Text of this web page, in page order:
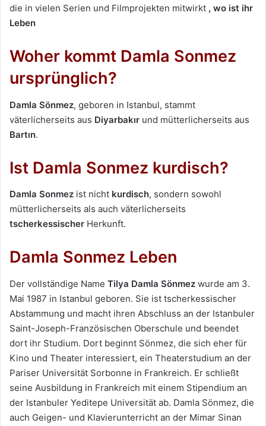
die in vielen Serien und Filmprojekten mitwirkt , wo ist ihr
Leben
Woher kommt Damla Sonmez
ursprünglich?
Damla Sönmez, geboren in Istanbul, stammt
väterlicherseits aus Diyarbakır und mütterlicherseits aus
Bartın.
Ist Damla Sonmez kurdisch?
Damla Sonmez ist nicht kurdisch, sondern sowohl
mütterlicherseits als auch väterlicherseits
tscherkessischer Herkunft.
Damla Sonmez Leben
Der vollständige Name Tilya Damla Sönmez wurde am 3.
Mai 1987 in Istanbul geboren. Sie ist tscherkessischer
Abstammung und macht ihren Abschluss an der Istanbuler
Saint-Joseph-Französischen Oberschule und beendet
dort ihr Studium. Dort beginnt Sönmez, die sich eher für
Kino und Theater interessiert, ein Theaterstudium an der
Pariser Universität Sorbonne in Frankreich. Er schließt
seine Ausbildung in Frankreich mit einem Stipendium an
der Istanbuler Yeditepe Universität ab. Damla Sönmez, die
auch Geigen- und Klavierunterricht an der Mimar Sinan